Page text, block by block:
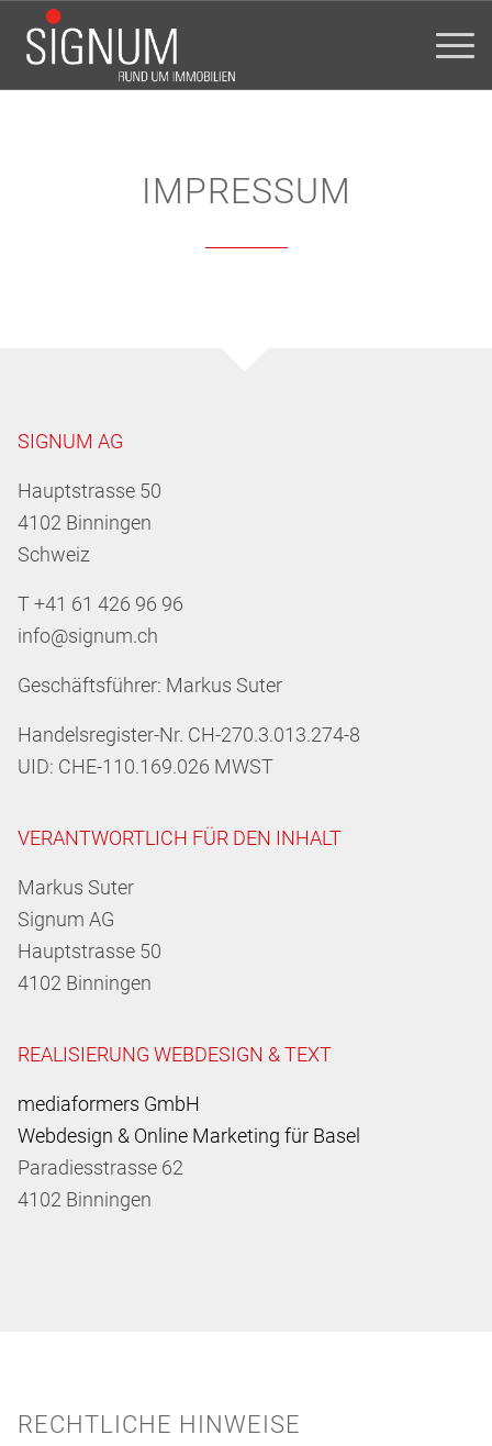
IMPRESSUM
SIGNUM AG
Hauptstrasse 50
4102 Binningen
Schweiz
T +41 61 426 96 96
info@signum.ch
Geschäftsführer: Markus Suter
Handelsregister-Nr. CH-270.3.013.274-8
UID: CHE-110.169.026 MWST
VERANTWORTLICH FÜR DEN INHALT
Markus Suter
Signum AG
Hauptstrasse 50
4102 Binningen
REALISIERUNG WEBDESIGN & TEXT
mediaformers GmbH
Webdesign & Online Marketing für Basel
Paradiesstrasse 62
4102 Binningen
RECHTLICHE HINWEISE